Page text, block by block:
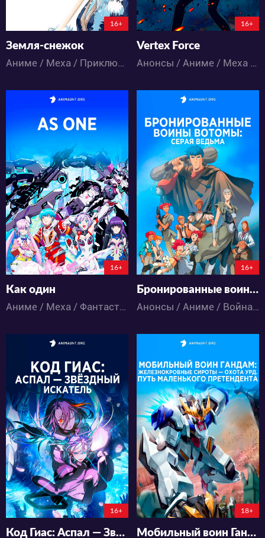
16+
Земля-снежок
Аниме / Меха / Приключения / Фантастика / Экшен
58:17:44:21
16+
Vertex Force
Анонсы / Аниме / Меха / Фантастика
3967
24 15
16+
Как один
Аниме / Меха / Фантастика / Экшен
8254
10 0
103:23:46:21
16+
Бронированные воины Вотомы: Серая ведьма
Анонсы / Аниме / Война / Драма / Меха / Фантастика
10070
7 0
0:0:0
16+
Код Гиас: Аспал — Звёздный искатель
4479
5 0
0:0:0
18+
Мобильный воин Гандам: Железнокровные сироты — Охота Урд. Путь маленького претендента